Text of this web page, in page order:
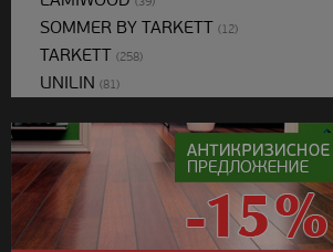
SOMMER BY TARKETT (12)
TARKETT (258)
UNILIN (81)